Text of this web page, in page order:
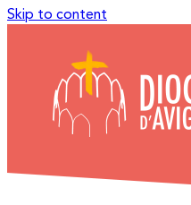
Skip to content